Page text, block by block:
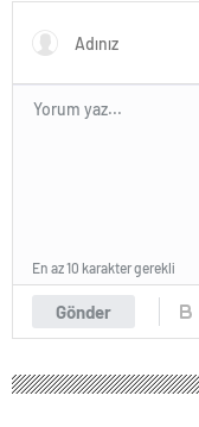
Gönder
En az 10 karakter gerekli